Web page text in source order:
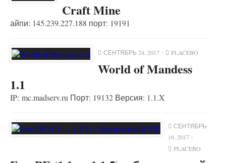
Craft Mine
айпи: 145.239.227.188 порт: 19191
СЕНТЯБРЬ 24, 2017 PLACEBO
World of Mandess
1.1
IP: mc.madserv.ru Порт: 19132 Версия: 1.1.X
СЕНТЯБРЬ
16, 2017
PLACEBO